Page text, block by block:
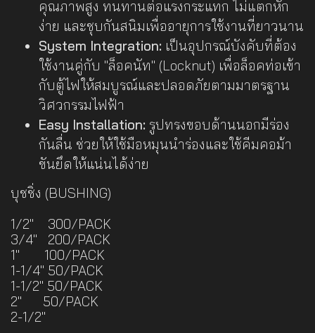
คุณภาพสูง ทนทานต่อแรงกระแทก ไม่แตกหัก
ง่าย และชุบกันสนิมเพื่ออายุการใช้งานที่ยาวนาน
System Integration: เป็นอุปกรณ์บังคับที่ต้อง
ใช้งานคู่กับ "ล็อคนัท" (Locknut) เพื่อล็อคท่อเข้า
กับตู้ไฟให้สมบูรณ์และปลอดภัยตามมาตรฐาน
วิศวกรรมไฟฟ้า
Easy Installation: รูปทรงขอบด้านนอกมีร่อง
กันลื่น ช่วยให้ใช้มือหมุนนำร่องและใช้คีมคอม้า
ขันยึดให้แน่นได้ง่าย
บุชชิ่ง (BUSHING)
1/2" 300/PACK
3/4" 200/PACK
1" 100/PACK
1-1/4" 50/PACK
1-1/2" 50/PACK
2" 50/PACK
2-1/2"